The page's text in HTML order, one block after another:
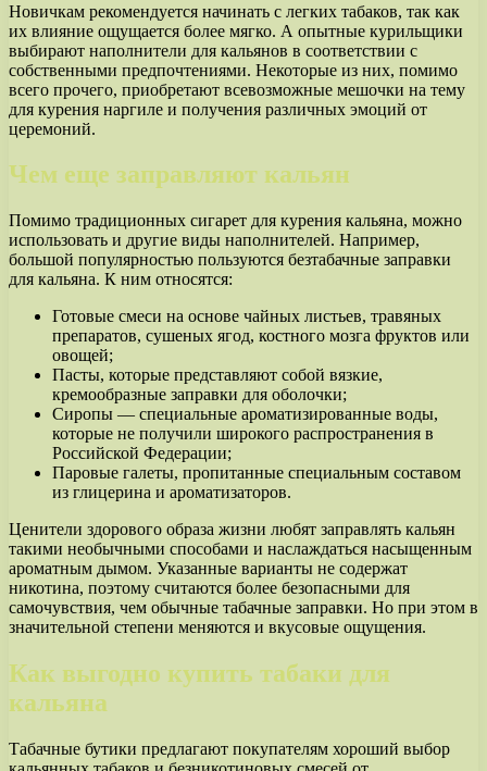
Новичкам рекомендуется начинать с легких табаков, так как
их влияние ощущается более мягко. А опытные курильщики
выбирают наполнители для кальянов в соответствии с
собственными предпочтениями. Некоторые из них, помимо
всего прочего, приобретают всевозможные мешочки на тему
для курения наргиле и получения различных эмоций от
церемоний.
Чем еще заправляют кальян
Помимо традиционных сигарет для курения кальяна, можно
использовать и другие виды наполнителей. Например,
большой популярностью пользуются безтабачные заправки
для кальяна. К ним относятся:
Готовые смеси на основе чайных листьев, травяных
препаратов, сушеных ягод, костного мозга фруктов или
овощей;
Пасты, которые представляют собой вязкие,
кремообразные заправки для оболочки;
Сиропы — специальные ароматизированные воды,
которые не получили широкого распространения в
Российской Федерации;
Паровые галеты, пропитанные специальным составом
из глицерина и ароматизаторов.
Ценители здорового образа жизни любят заправлять кальян
такими необычными способами и наслаждаться насыщенным
ароматным дымом. Указанные варианты не содержат
никотина, поэтому считаются более безопасными для
самочувствия, чем обычные табачные заправки. Но при этом в
значительной степени меняются и вкусовые ощущения.
Как выгодно купить табаки для
кальяна
Табачные бутики предлагают покупателям хороший выбор